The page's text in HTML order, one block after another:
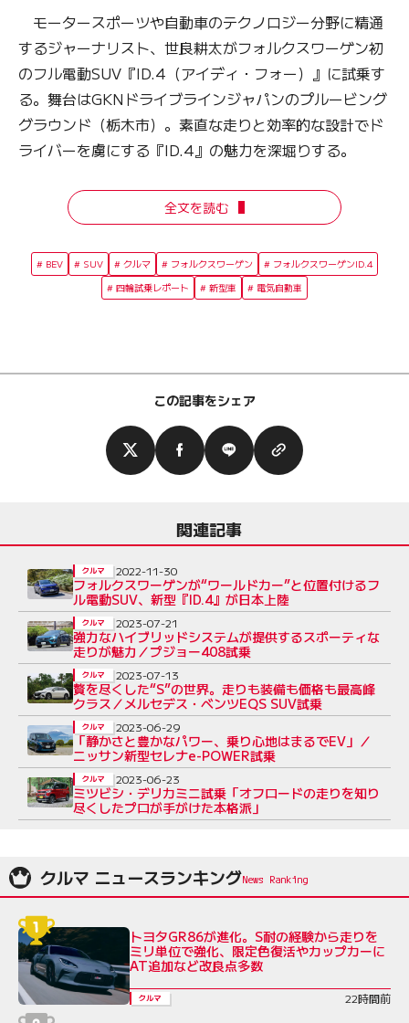
モータースポーツや自動車のテクノロジー分野に精通
するジャーナリスト、世良耕太がフォルクスワーゲン初
のフル電動SUV『ID.4（アイディ・フォー）』に試乗す
る。舞台はGKNドライブラインジャパンのプルービング
グラウンド（栃木市）。素直な走りと効率的な設計でド
ライバーを虜にする『ID.4』の魅力を深堀りする。
全文を読む
BEV SUV クルマ フォルクスワーゲン
フォルクスワーゲンID.4
四輪試乗レポート
新型車 電気自動車
この記事をシェア
関連記事
フォルクスワーゲンが“ワールドカー”と位置付けるフ
ル電動SUV、新型『ID.4』が日本上陸
クルマ 2022-11-30
強力なハイブリッドシステムが提供するスポーティな
走りが魅力／プジョー408試乗
クルマ 2023-07-21
贅を尽くした“S”の世界。走りも装備も価格も最高峰
クラス／メルセデス・ベンツEQS SUV試乗
クルマ 2023-07-13
「静かさと豊かなパワー、乗り心地はまるでEV」／
ニッサン新型セレナe-POWER試乗
クルマ 2023-06-29
ミツビシ・デリカミニ試乗「オフロードの走りを知り
尽くしたプロが手がけた本格派」
クルマ 2023-06-23
クルマ ニュースランキング
トヨタGR86が進化。S耐の経験から走りを
ミリ単位で強化、限定色復活やカップカーに
AT追加など改良点多数
クルマ 22時間前